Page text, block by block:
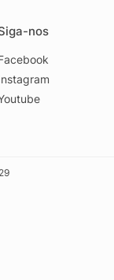
nos